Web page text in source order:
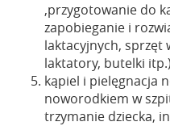
,przygotowanie do
zapobieganie i
laktacyjnych, sprzęt
laktatory, butelki itp.)
kąpiel i pielęgnacja
noworodkiem w
trzymanie dziecka,